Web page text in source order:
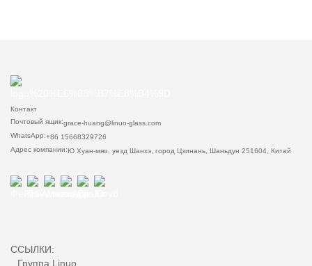
Контакт
Почтовый ящик:grace-huang@linuo-glass.com
WhatsApp:+86 15668329726
Адрес компании:Ю Хуан-мяо, уезд Шанхэ, город Цзинань, Шаньдун 251604, Китай
ССЫЛКИ:
Группа Linuo